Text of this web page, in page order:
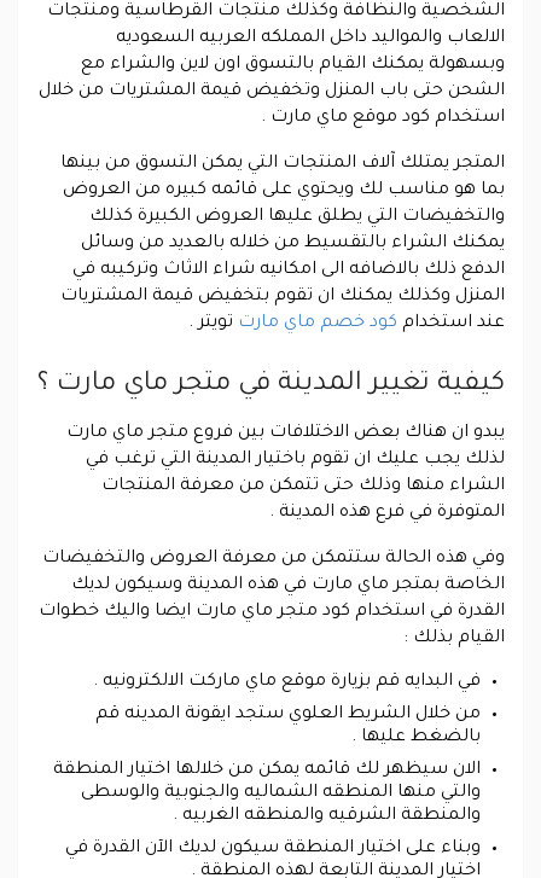
الشخصية والنظافة وكذلك منتجات القرطاسية ومنتجات
الالعاب والمواليد داخل المملكه العربيه السعوديه
وبسهولة يمكنك القيام بالتسوق اون لاين والشراء مع
الشحن حتى باب المنزل وتخفيض قيمة المشتريات من خلال
استخدام كود موقع ماي مارت .
المتجر يمتلك آلاف المنتجات التي يمكن التسوق من بينها
بما هو مناسب لك ويحتوي على قائمه كبيره من العروض
والتخفيضات التي يطلق عليها العروض الكبيرة كذلك
يمكنك الشراء بالتقسيط من خلاله بالعديد من وسائل
الدفع ذلك بالاضافه الى امكانيه شراء الاثاث وتركيبه في
المنزل وكذلك يمكنك ان تقوم بتخفيض قيمة المشتريات
عند استخدام كود خصم ماي مارت تويتر .
كيفية تغيير المدينة في متجر ماي مارت ؟
يبدو ان هناك بعض الاختلافات بين فروع متجر ماي مارت
لذلك يجب عليك ان تقوم باختيار المدينة التي ترغب في
الشراء منها وذلك حتى تتمكن من معرفة المنتجات
المتوفرة في فرع هذه المدينة .
وفي هذه الحالة ستتمكن من معرفة العروض والتخفيضات
الخاصة بمتجر ماي مارت في هذه المدينة وسيكون لديك
القدرة في استخدام كود متجر ماي مارت ايضا واليك خطوات
القيام بذلك :
في البدايه قم بزيارة موقع ماي ماركت الالكترونيه .
من خلال الشريط العلوي ستجد ايقونة المدينه قم
بالضغط عليها .
الان سيظهر لك قائمه يمكن من خلالها اختيار المنطقة
والتي منها المنطقه الشماليه والجنوبية والوسطى
والمنطقة الشرقيه والمنطقه الغربيه .
وبناء على اختيار المنطقة سيكون لديك الآن القدرة في
اختيار المدينة التابعة لهذه المنطقة .